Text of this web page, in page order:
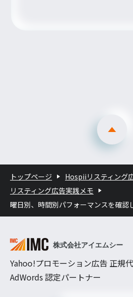
トップページ
Hospiiリスティング
リスティング広告実践メモ
曜日別、時間別パフォーマンスを確認
Yahoo!プロモーション広告 正規
AdWords 認定パートナー